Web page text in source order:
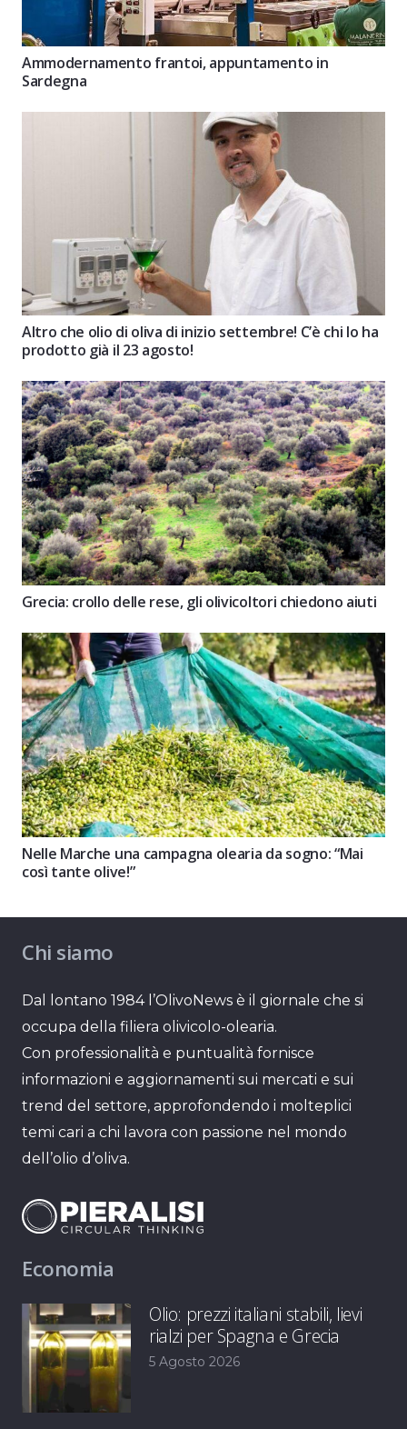
Ammodernamento frantoi, appuntamento in
Sardegna
Altro che olio di oliva di inizio settembre! C’è chi lo ha
prodotto già il 23 agosto!
Grecia: crollo delle rese, gli olivicoltori chiedono aiuti
Nelle Marche una campagna olearia da sogno: “Mai
così tante olive!”
Chi siamo
Dal lontano 1984 l’OlivoNews è il giornale che si
occupa della filiera olivicolo-olearia.
Con professionalità e puntualità fornisce
informazioni e aggiornamenti sui mercati e sui
trend del settore, approfondendo i molteplici
temi cari a chi lavora con passione nel mondo
dell’olio d’oliva.
Economia
Olio: prezzi italiani stabili, lievi
rialzi per Spagna e Grecia
5 Agosto 2026